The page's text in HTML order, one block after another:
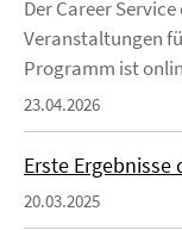
Der Career
Veranstaltungen
Programm ist
23.04.2026
Erste
20.03.2025